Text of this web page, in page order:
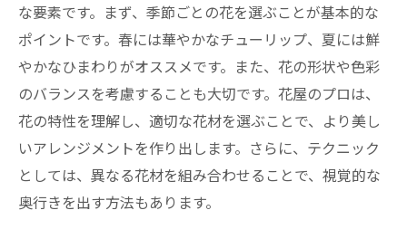
プロが教える色彩と形状のトレンド
花屋が提案する初心者でもできるクリエイティ
ブなアレンジ
簡単にできる基本的なアレンジメント
限られた花材でも魅せるコツ
初心者におすすめの花の組み合わせ
自宅で楽しむミニアレンジメント
な要素です。まず、季節ごとの花を選ぶことが基本的な
ポイントです。春には華やかなチューリップ、夏には鮮
やかなひまわりがオススメです。また、花の形状や色彩
のバランスを考慮することも大切です。花屋のプロは、
花の特性を理解し、適切な花材を選ぶことで、より美し
いアレンジメントを作り出します。さらに、テクニック
としては、異なる花材を組み合わせることで、視覚的な
奥行きを出す方法もあります。